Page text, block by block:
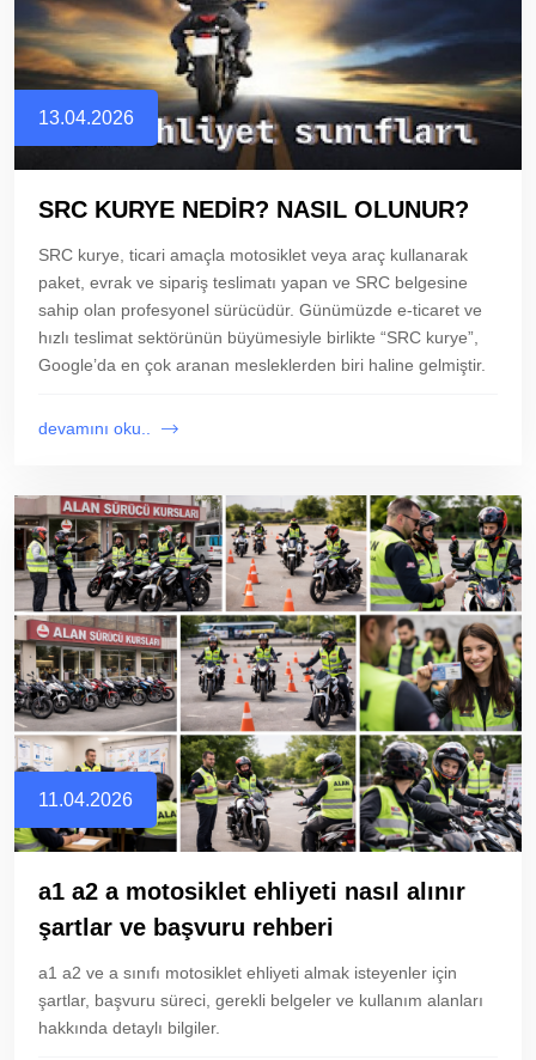
13.04.2026
SRC KURYE NEDİR? NASIL OLUNUR?
SRC kurye, ticari amaçla motosiklet veya araç kullanarak
paket, evrak ve sipariş teslimatı yapan ve SRC belgesine
sahip olan profesyonel sürücüdür. Günümüzde e-ticaret ve
hızlı teslimat sektörünün büyümesiyle birlikte “SRC kurye”,
Google’da en çok aranan mesleklerden biri haline gelmiştir.
devamını oku..
11.04.2026
a1 a2 a motosiklet ehliyeti nasıl alınır
şartlar ve başvuru rehberi
a1 a2 ve a sınıfı motosiklet ehliyeti almak isteyenler için
şartlar, başvuru süreci, gerekli belgeler ve kullanım alanları
hakkında detaylı bilgiler.